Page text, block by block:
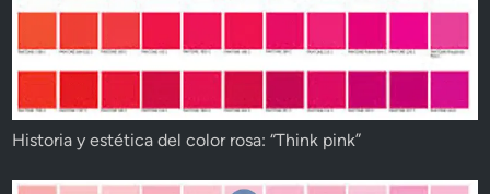
Historia y estética del color rosa: “Think pink”